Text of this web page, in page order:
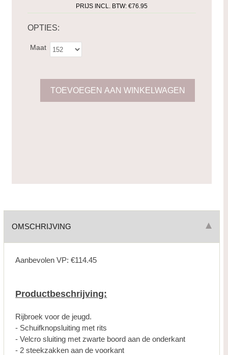
PRIJS INCL. BTW:€76.95
OPTIES:
Maat
OMSCHRIJVING
Aanbevolen VP: €114.45
Productbeschrijving:
Rijbroek voor de jeugd.
- Schuifknopsluiting met rits
- Velcro sluiting met zwarte boord aan de onderkant
- 2 steekzakken aan de voorkant